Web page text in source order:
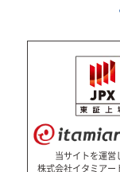
当サイトを運営
株式会社イタミアー